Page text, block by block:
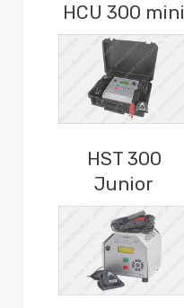
HCU 300 mini
HST 300
Junior